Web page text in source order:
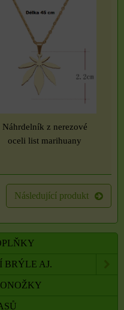
Náhrdelník z nerezové
oceli list marihuany
Následující produkt
BRÝLE AJ.